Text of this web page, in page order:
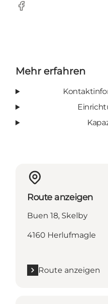
Facebook
Mehr erfahren
Route anzeigen
Buen 18, Skelby
4160 Herlufmagle
Route anzeigen